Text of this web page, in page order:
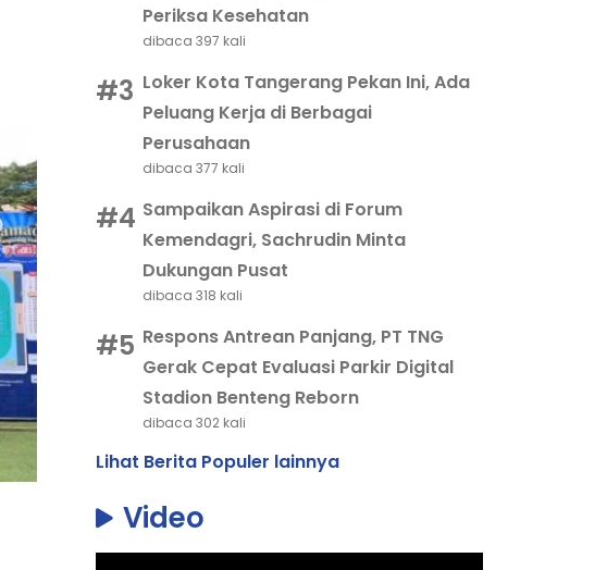
Periksa Kesehatan
dibaca 397 kali
#3 Loker Kota Tangerang Pekan Ini, Ada
Peluang Kerja di Berbagai
Perusahaan
dibaca 377 kali
#4 Sampaikan Aspirasi di Forum
Kemendagri, Sachrudin Minta
Dukungan Pusat
dibaca 318 kali
#5 Respons Antrean Panjang, PT TNG
Gerak Cepat Evaluasi Parkir Digital
Stadion Benteng Reborn
dibaca 302 kali
Lihat Berita Populer lainnya
Video